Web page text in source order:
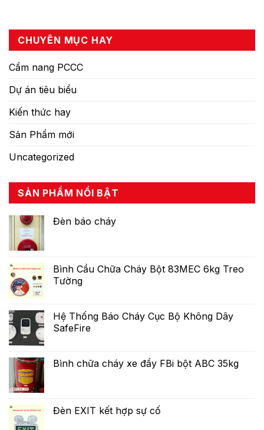
CHUYÊN MỤC HAY
Cẩm nang PCCC
Dự án tiêu biểu
Kiến thức hay
Sản Phẩm mới
Uncategorized
SẢN PHẨM NỔI BẬT
Đèn báo cháy
Bình Cầu Chữa Cháy Bột 83MEC 6kg Treo
Tường
Hệ Thống Báo Cháy Cục Bộ Không Dây
SafeFire
Bình chữa cháy xe đẩy FBi bột ABC 35kg
Đèn EXIT kết hợp sự cố